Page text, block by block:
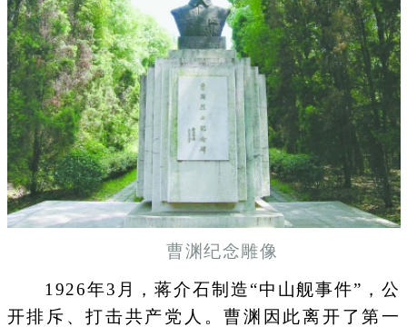
曹渊纪念雕像
1926年3月，蒋介石制造“中山舰事件”，公
开排斥、打击共产党人。曹渊因此离开了第一